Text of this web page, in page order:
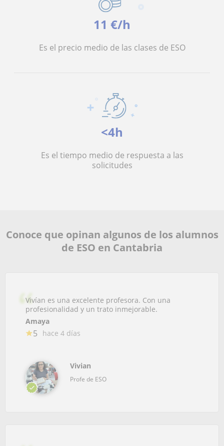
11 €/h
Es el precio medio de las clases de ESO
<4h
Es el tiempo medio de respuesta a las
solicitudes
Conoce que opinan algunos de los alumnos
de ESO en Cantabria
Vivían es una excelente profesora. Con una
profesionalidad y un trato inmejorable.
Amaya
5 hace 4 días
Vivian
Profe de ESO